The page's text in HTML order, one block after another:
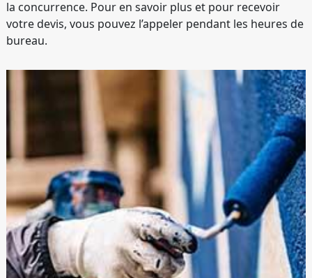
la concurrence. Pour en savoir plus et pour recevoir
votre devis, vous pouvez l’appeler pendant les heures de
bureau.